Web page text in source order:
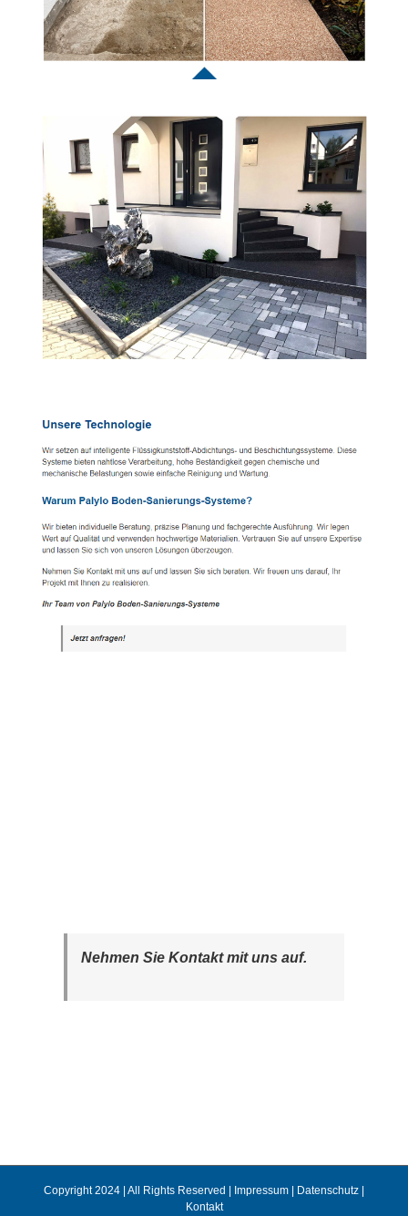
Nehmen Sie Kontakt mit uns auf.
Copyright 2024 | All Rights Reserved | Impressum Datenschutz
Kontakt